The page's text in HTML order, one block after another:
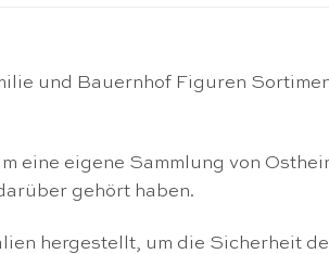
und Bauernhof Figuren
eine eigene Sammlung von
gehört haben.
hergestellt, um die Sicherheit